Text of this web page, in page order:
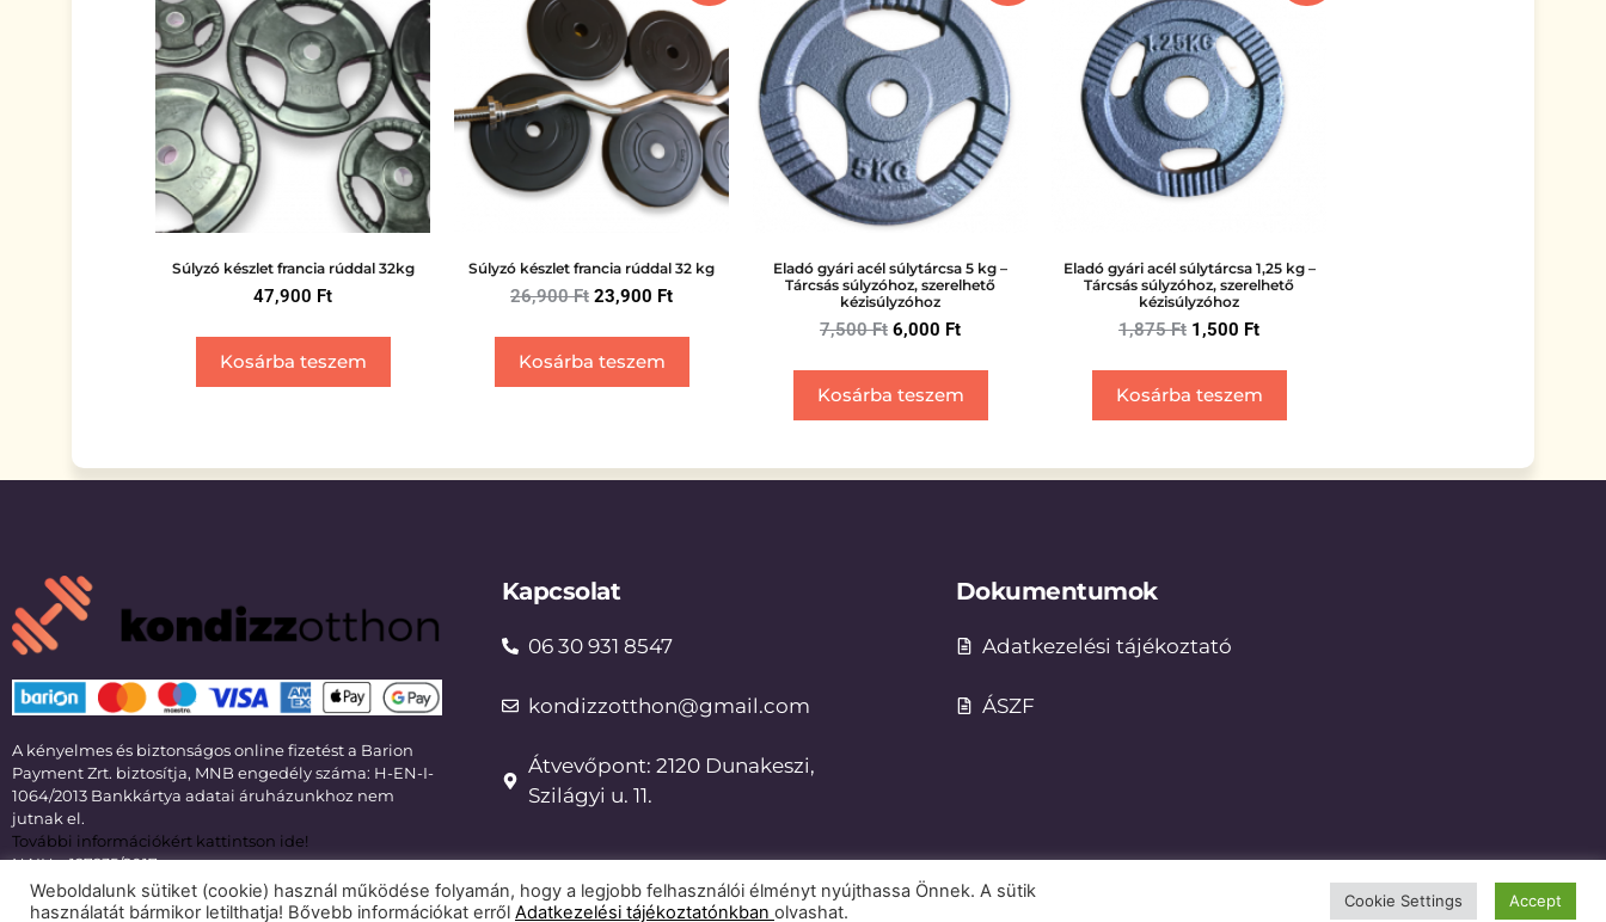
Súlyzó készlet francia rúddal 32kg
47,900 Ft
Kosárba teszem
Súlyzó készlet francia rúddal 32 kg
26,900Ft 23,900 Ft
Kosárba teszem
Eladó gyári acél súlytárcsa 5 kg –
Tárcsás súlyzóhoz, szerelhető
kézisúlyzóhoz
7,500Ft 6,000 Ft
Kosárba teszem
Eladó gyári acél súlytárcsa 1,25 kg –
Tárcsás súlyzóhoz, szerelhető
kézisúlyzóhoz
1,875Ft 1,500 Ft
Kosárba teszem
A kényelmes és biztonságos online fizetést a Barion
Payment Zrt. biztosítja, MNB engedély száma: H-EN-I-
1064/2013 Bankkártya adatai áruházunkhoz nem
jutnak el.
További információkért kattintson ide!
NAIH – 127235/2017
Kapcsolat
06 30 931 8547
kondizzotthon@gmail.com
Átvevőpont: 2120 Dunakeszi,
Szilágyi u. 11.
Dokumentumok
Adatkezelési tájékoztató
ÁSZF
Weboldalunk sütiket (cookie) használ működése folyamán, hogy a legjobb felhasználói élményt nyújthassa Önnek. A sütik
használatát bármikor letilthatja! Bővebb információkat erről Adatkezelési tájékoztatónkban olvashat.
Cookie Settings Accept